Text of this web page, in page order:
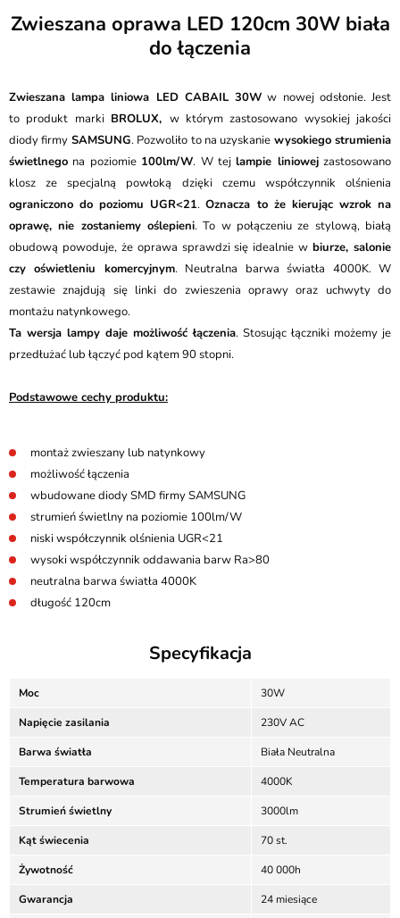
(od 1000 zł dla gabarytów, nie dotyczy produktów 3m)
Kurier GLS - 20 zł
Przesyłka Gabarytowa - 35 zł
Batalionów Chłopskich 12, 94-058 Łódź
Zwieszana oprawa LED 120cm 30W biała
do łączenia
Zwieszana lampa liniowa LED CABAIL 30W w nowej odsłonie. Jest
to produkt marki BROLUX, w którym zastosowano wysokiej jakości
diody firmy SAMSUNG. Pozwoliło to na uzyskanie wysokiego strumienia
świetlnego na poziomie 100lm/W. W tejlampie liniowejzastosowano
klosz ze specjalną powłoką dzięki czemu współczynnik olśnienia
ograniczono do poziomu UGR<21.Oznacza to że kierując wzrok na
oprawę, nie zostaniemy oślepieni. To w połączeniu ze stylową, białą
obudową powoduje, że oprawa sprawdzi się idealnie wbiurze, salonie
czy oświetleniu komercyjnym. Neutralna barwa światła 4000K. W
zestawie znajdują się linki do zwieszenia oprawy oraz uchwyty do
montażu natynkowego.
Ta wersja lampy daje możliwość łączenia. Stosując łączniki możemy je
przedłużać lub łączyć pod kątem 90 stopni.
Podstawowe cechy produktu:
montaż zwieszany lub natynkowy
możliwość łączenia
wbudowane diody SMD firmy SAMSUNG
strumień świetlny na poziomie 100lm/W
niski współczynnik olśnienia UGR<21
wysoki współczynnik oddawania barw Ra>80
neutralna barwa światła 4000K
długość 120cm
Specyfikacja
Moc 30W
Napięcie zasilania 230V AC
Barwa światła Biała Neutralna
Temperatura barwowa 4000K
Strumień świetlny 3000lm
Kąt świecenia 70 st.
Żywotność 40 000h
Gwarancja 24 miesiące